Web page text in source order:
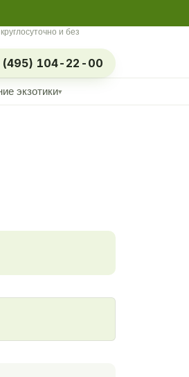
и без
(495) 104-22-00
экзотики▾